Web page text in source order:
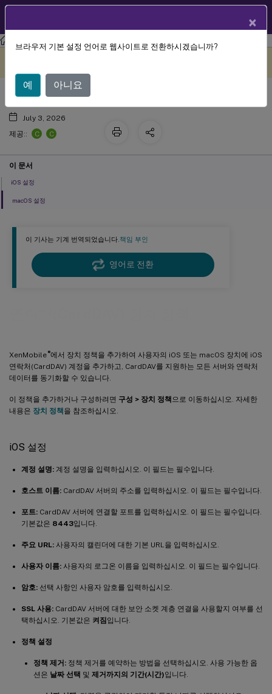
XenMobile Server 현재 릴리스 XenMobile Server
이 기사는 기계 번역되었습니다.책임 부인
영어로 전환
XenMobile ®에서 장치 정책을 추가하여 사용자의 iOS 또는 macOS 장치에 iOS
연락처(CardDAV) 계정을 추가하고, CardDAV를 지원하는 모든 서버와 연락처
데이터를 동기화할 수 있습니다.
이 정책을 추가하거나 구성하려면 구성 > 장치 정책 으로 이동하십시오. 자세한
내용은 장치 정책을 참조하십시오.
iOS 설정
계정 설명: 계정 설명을 입력하십시오. 이 필드는 필수입니다.
호스트 이름: CardDAV 서버의 주소를 입력하십시오. 이 필드는 필수입니다.
포트: CardDAV 서버에 연결할 포트를 입력하십시오. 이 필드는 필수입니다.
기본값은 8443입니다.
주요 URL: 사용자의 캘린더에 대한 기본 URL을 입력하십시오.
사용자 이름: 사용자의 로그온 이름을 입력하십시오. 이 필드는 필수입니다.
암호: 선택 사항인 사용자 암호를 입력하십시오.
SSL 사용: CardDAV 서버에 대한 보안 소켓 계층 연결을 사용할지 여부를 선
택하십시오. 기본값은 켜짐입니다.
정책 설정
정책 제거: 정책 제거를 예약하는 방법을 선택하십시오. 사용 가능한 옵
션은 날짜 선택 및 제거까지의 기간(시간)입니다.
연락처(CardDAV) 장치 정책
July 3, 2026
제공::
C C
이 문서
iOS 설정
macOS 설정
×
브라우저 기본 설정 언어로 웹사이트로 전환하시겠습니까?
예 아니요